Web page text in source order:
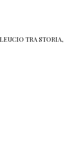
TRA STORIA,